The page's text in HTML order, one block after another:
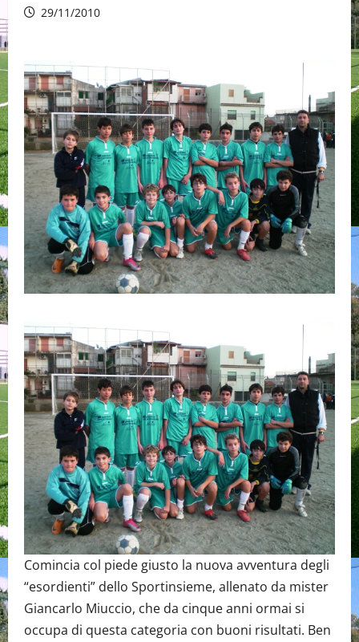
29/11/2010
Comincia col piede giusto la nuova avventura degli
“esordienti” dello Sportinsieme, allenato da mister
Giancarlo Miuccio, che da cinque anni ormai si
occupa di questa categoria con buoni risultati. Ben